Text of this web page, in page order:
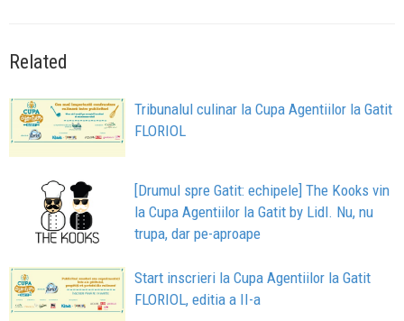
Related
Tribunalul culinar la Cupa Agentiilor la Gatit
FLORIOL
[Drumul spre Gatit: echipele] The Kooks vin
la Cupa Agentiilor la Gatit by Lidl. Nu, nu
trupa, dar pe-aproape
Start inscrieri la Cupa Agentiilor la Gatit
FLORIOL, editia a II-a